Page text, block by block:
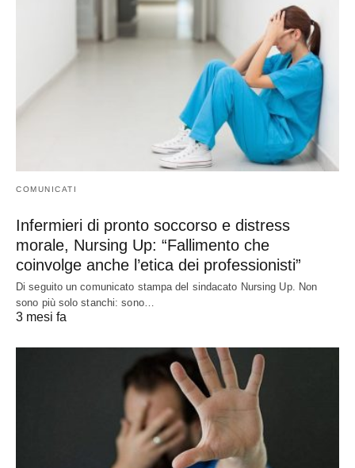
COMUNICATI
Infermieri di pronto soccorso e distress
morale, Nursing Up: “Fallimento che
coinvolge anche l’etica dei professionisti”
Di seguito un comunicato stampa del sindacato Nursing Up. Non
sono più solo stanchi: sono…
3 mesi fa